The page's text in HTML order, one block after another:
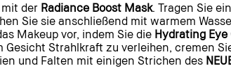
der Radiance Boost Mask. Tragen Sie
Sie sie anschließend mit warmem
Makeup vor, indem Sie die Hydrating Eye
Strahlkraft zu verleihen, cremen
und Falten mit einigen Strichen des